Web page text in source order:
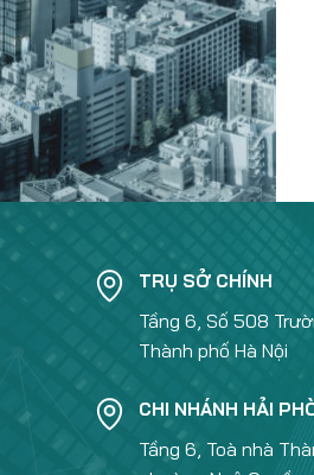
TRỤ SỞ CHÍNH
Tầng 6, Số 508
Thành phố Hà Nội
CHI NHÁNH HẢI
Tầng 6, Toà nhà